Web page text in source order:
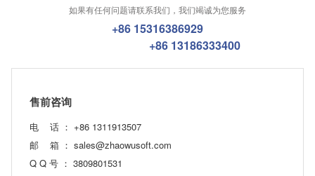
如果有任何问题请联系我们，我们竭诚为您服务
+86 15316386929
+86 13186333400
售前咨询
电 话 ： +86 1311913507
邮 箱 ： sales@zhaowusoft.com
Q Q 号 ： 3809801531